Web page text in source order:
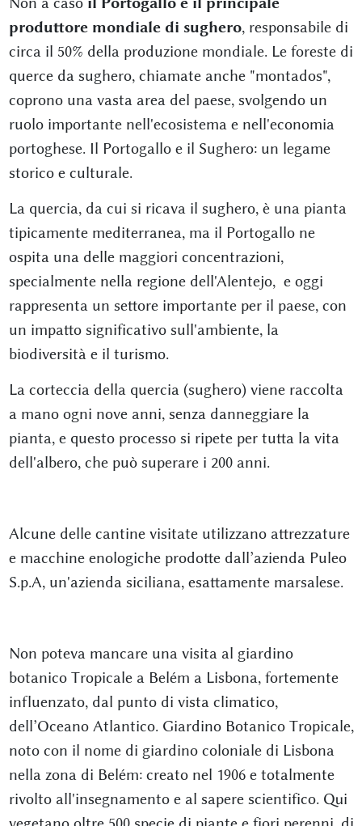
produttore mondiale di sughero, responsabile di
circa il 50% della produzione mondiale. Le foreste di
querce da sughero, chiamate anche "montados",
coprono una vasta area del paese, svolgendo un
ruolo importante nell'ecosistema e nell'economia
portoghese. Il Portogallo e il Sughero: un legame
storico e culturale.
La quercia, da cui si ricava il sughero, è una pianta
tipicamente mediterranea, ma il Portogallo ne
ospita una delle maggiori concentrazioni,
specialmente nella regione dell'Alentejo, e oggi
rappresenta un settore importante per il paese, con
un impatto significativo sull'ambiente, la
biodiversità e il turismo.
La corteccia della quercia (sughero) viene raccolta
a mano ogni nove anni, senza danneggiare la
pianta, e questo processo si ripete per tutta la vita
dell'albero, che può superare i 200 anni.
Alcune delle cantine visitate utilizzano attrezzature
e macchine enologiche prodotte dall’azienda Puleo
S.p.A, un'azienda siciliana, esattamente marsalese.
Non poteva mancare una visita al giardino
botanico Tropicale a Belém a Lisbona, fortemente
influenzato, dal punto di vista climatico,
dell’Oceano Atlantico. Giardino Botanico Tropicale,
noto con il nome di giardino coloniale di Lisbona
nella zona di Belém: creato nel 1906 e totalmente
rivolto all'insegnamento e al sapere scientifico. Qui